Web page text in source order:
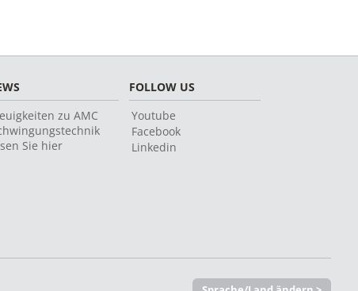
zu AMC
Sie hier
FOLLOW US
Youtube
Facebook
Linkedin